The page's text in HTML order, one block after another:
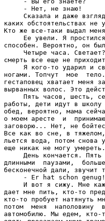
     - Нет, не знаю!
Сказала и даже
каких обстоятельствах
Кто же все-таки выдал
Ее увели. Я
способен. Вероятно, он
Четыре часа.
смерть все еще не
Я кого-то ударил и
ногами. Топчут  мое
гестаповец хватает меня
вырванных волос. Это
Пять часов, шесть,
работы, дети идут в
обед, вероятно, мама
о моем аресте  и
заговорю... Нет, не
Все как во сне, в
льется вода, потом
еще никак не могу
День кончается. Пять
длинными  паузами,
бесконечной дали, звучит
- Er hat schon
И вот я сижу. Мне
дает мне пить, кто-то
кто-то пробует натянуть
потом  меня  наполовину
автомобилю. Мы едем, кто-